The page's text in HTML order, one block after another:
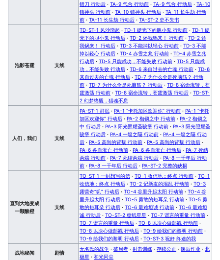
错刀 行动后 · TA-9 气合 行动前 · TA-9 气合 行动后 · TA-10
镇神头 行动前 · TA-10 镇神头 行动后 · TA-11 长生劫 行动
前 · TA-11 长生劫 行动后 · TA-ST-2 史不失书
泡影苍霆 支线
TD-ST-1 风沙渐起 · TD-1 硬壳下的胆小鬼 行动前 · TD-1 硬
壳下的胆小鬼 行动后 · TD-2 还我锅来！ 行动前 · TD-2 还
我锅来！ 行动后 · TD-3 不能掉以轻心 行动前 · TD-3 不能
掉以轻心 行动后 · TD-4 赤雪之兆 行动前 · TD-4 赤雪之兆
行动后 · TD-5 只能成功，不能失败 行动前 · TD-5 只能成
功，不能失败 行动后 · TD-6 来自过去的亡魂 行动前 · TD-6
来自过去的亡魂 行动后 · TD-7 为什么全是死脑筋？ 行动
前 · TD-7 为什么全是死脑筋？ 行动后 · TD-8 宿命流转，苍
霆激荡 行动前 · TD-8 宿命流转，苍霆激荡 行动后 · TD-ST-
2 幻梦终醒，猎魂不息
人们，我们 支线
PA-ST-1 群氓 · PA-1 “卡托加区欢迎你” 行动前 · PA-1 “卡托
加区欢迎你” 行动后 · PA-2 枷锁之中 行动前 · PA-2 枷锁之
中 行动后 · PA-3 阳光照耀圣骏堡 行动前 · PA-3 阳光照耀圣
骏堡 行动后 · PA-4 一墙之隔 行动前 · PA-4 一墙之隔 行动
后 · PA-5 高尚的背叛 行动前 · PA-5 高尚的背叛 行动后 ·
PA-6 各自流亡 行动前 · PA-6 各自流亡 行动后 · PA-7 死结
两端 行动前 · PA-7 死结两端 行动后 · PA-8 一千年后 行动
前 · PA-8 一千年后 行动后 · PA-ST-2 完整的缺损
直到大地变成
一颗酸橙
支线
TO-ST-1 一封想写的信 · TO-1 收信地：终点 行动前 · TO-1
收信地：终点 行动后 · TO-2 记新友的混乱 行动前 · TO-3
露营奇“叽” 行动后 · TO-4 谷里升起太阳 行动前 · TO-4 谷
里升起太阳 行动后 · TO-5 勇敢的短耳朵 行动前 · TO-5 勇
敢的短耳朵 行动后 · TO-6 最难坦诚 行动前 · TO-6 最难坦
诚 行动后 · TO-ST-2 糖纸星星 · TO-7 谎言的重量 行动前 ·
TO-7 谎言的重量 行动后 · TO-8 以决心做邮戳 行动前 ·
TO-8 以决心做邮戳 行动后 · TO-9 绘我们的黎明 行动前 ·
TO-9 绘我们的黎明 行动后 · TO-ST-3 祝好 终途的我
战地秘闻 剧情
无名氏的战争 · 破局者 · 射击训练 · 存续公正 · 课后作业 · 北
极星 · 和光同尘